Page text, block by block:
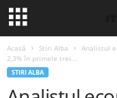
Acasă Stiri Alba
Analistul
2,3% în primele trei...
STIRI ALBA